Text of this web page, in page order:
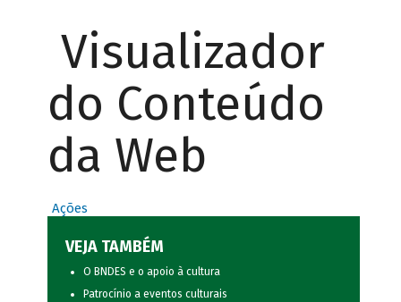
Visualizador
do Conteúdo
da Web
Ações
VEJA TAMBÉM
O BNDES e o apoio à cultura
Patrocínio a eventos culturais